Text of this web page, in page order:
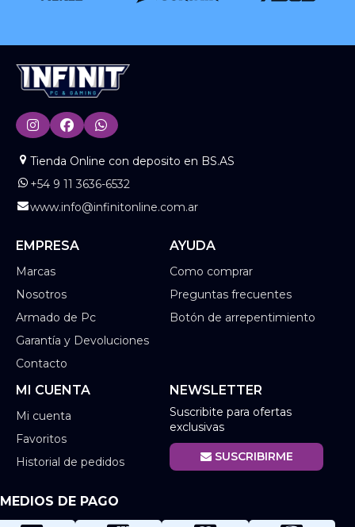
Tienda Online con deposito en BS.AS
+54 9 11 3636-6532
www.info@infinitonline.com.ar
EMPRESA
Marcas
Nosotros
Armado de Pc
Garantía y Devoluciones
Contacto
AYUDA
Como comprar
Preguntas frecuentes
Botón de arrepentimiento
MI CUENTA
Mi cuenta
Favoritos
Historial de pedidos
NEWSLETTER
Suscribite para ofertas
exclusivas
SUSCRIBIRME
MEDIOS DE PAGO